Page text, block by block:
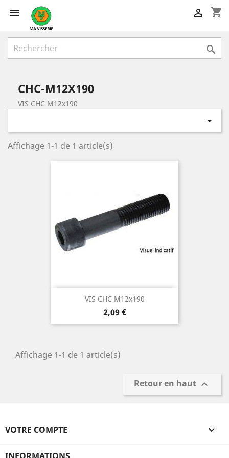
 shopping_cart


CHC-M12X190
VIS CHC M12x190

Affichage 1-1 de 1 article(s)
VIS CHC M12x190
Prix
2,09 €
Affichage 1-1 de 1 article(s)
Retour en haut 
VOTRE COMPTE 